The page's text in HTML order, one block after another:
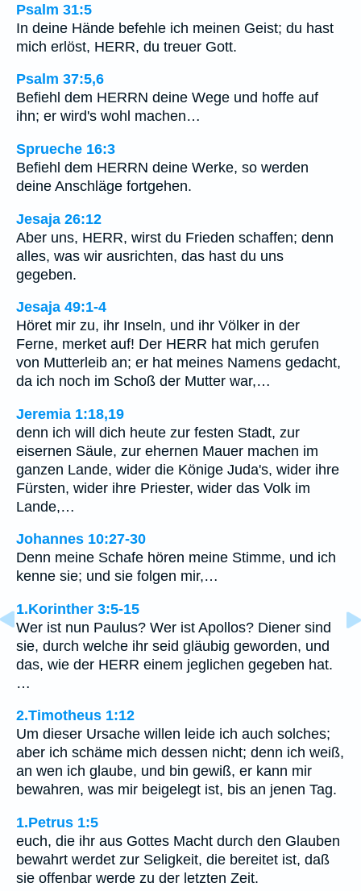
Psalm 31:5
In deine Hände befehle ich meinen Geist; du hast
mich erlöst, HERR, du treuer Gott.
Psalm 37:5,6
Befiehl dem HERRN deine Wege und hoffe auf
ihn; er wird's wohl machen…
Sprueche 16:3
Befiehl dem HERRN deine Werke, so werden
deine Anschläge fortgehen.
Jesaja 26:12
Aber uns, HERR, wirst du Frieden schaffen; denn
alles, was wir ausrichten, das hast du uns
gegeben.
Jesaja 49:1-4
Höret mir zu, ihr Inseln, und ihr Völker in der
Ferne, merket auf! Der HERR hat mich gerufen
von Mutterleib an; er hat meines Namens gedacht,
da ich noch im Schoß der Mutter war,…
Jeremia 1:18,19
denn ich will dich heute zur festen Stadt, zur
eisernen Säule, zur ehernen Mauer machen im
ganzen Lande, wider die Könige Juda's, wider ihre
Fürsten, wider ihre Priester, wider das Volk im
Lande,…
Johannes 10:27-30
Denn meine Schafe hören meine Stimme, und ich
kenne sie; und sie folgen mir,…
1.Korinther 3:5-15
Wer ist nun Paulus? Wer ist Apollos? Diener sind
sie, durch welche ihr seid gläubig geworden, und
das, wie der HERR einem jeglichen gegeben hat.
…
2.Timotheus 1:12
Um dieser Ursache willen leide ich auch solches;
aber ich schäme mich dessen nicht; denn ich weiß,
an wen ich glaube, und bin gewiß, er kann mir
bewahren, was mir beigelegt ist, bis an jenen Tag.
1.Petrus 1:5
euch, die ihr aus Gottes Macht durch den Glauben
bewahrt werdet zur Seligkeit, die bereitet ist, daß
sie offenbar werde zu der letzten Zeit.